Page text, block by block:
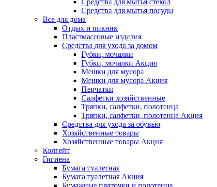
Средства для мытья стекол
Средства для мытья посуды
Все для дома
Отдых и пикник
Пластмассовые изделия
Средства для ухода за домом
Губки, мочалки
Губки, мочалки Акция
Мешки для мусора
Мешки для мусора Акция
Перчатки
Салфетки хозяйственные
Тряпки, салфетки, полотенца
Тряпки, салфетки, полотенца Акция
Средства для ухода за обувью
Хозяйственные товары
Хозяйственные товары Акция
Колгейт
Гигиена
Бумага туалетная
Бумага туалетная Акция
Бумажные платочки и полотенца